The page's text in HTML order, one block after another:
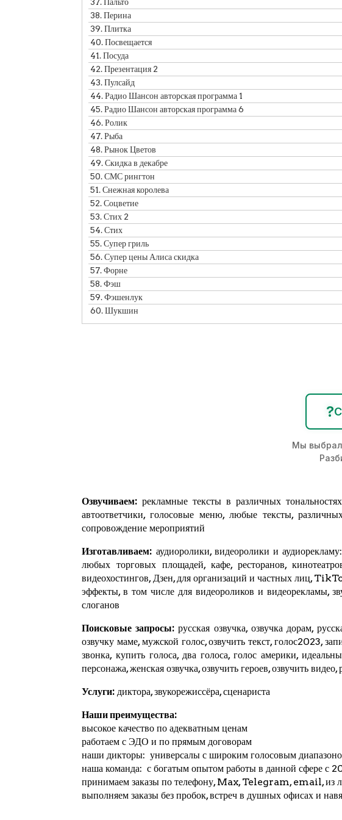
37.Пальто
38.Перина
39.Плитка
40.Посвещается
41.Посуда
42.Презентация 2
43.Пулсайд
44.Радио Шансон авторская программа 1
45.Радио Шансон авторская программа 6
46.Ролик
47.Рыба
48.Рынок Цветов
49.Скидка в декабре
50.СМС рингтон
51.Снежная королева
52.Соцветие
53.Стих 2
54.Стих
55.Супер гриль
56.Супер цены Алиса скидка
57.Форне
58.Фэш
59.Фэшенлук
60.Шукшин
?
Мы
Озвучиваем: рекламные тексты в различных
автоответчики, голосовые меню, любые тексты,
сопровождение мероприятий
Изготавливаем: аудиоролики, видеоролики и
любых торговых площадей, кафе, ресторанов,
видеохостингов,Дзен, для организаций и частных лиц,
эффекты, в том числе для видеороликов и видеорекламы,
слоганов
Поисковые запросы:русская озвучка, озвучка дорам,
озвучку маме, мужской голос, озвучить текст, голос2023,
звонка, купить голоса, два голоса, голос америки,
персонажа, женская озвучка, озвучить героев, озвучить
Услуги: диктора, звукорежиссёра, сценариста
Наши преимущества:
высокое качество по адекватным ценам
работаем с ЭДО и по прямым договорам
наши дикторы: универсалы с широким голосовым
наша команда: с богатым опытом работы в данной сфере с
принимаем заказы по телефону, Max,Telegram, email, из
выполняем заказы без пробок, встреч в душных офисах и